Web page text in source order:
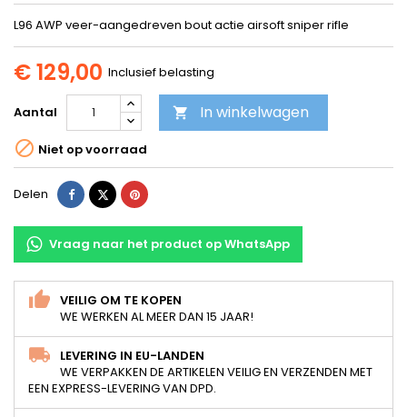
L96 AWP veer-aangedreven bout actie airsoft sniper rifle
€ 129,00 Inclusief belasting
Aantal  In winkelwagen
 Niet op voorraad
Delen DelenTweetPinterest
Vraag naar het product op WhatsApp
VEILIG OM TE KOPEN
WE WERKEN AL MEER DAN 15 JAAR!
LEVERING IN EU-LANDEN
WE VERPAKKEN DE ARTIKELEN VEILIG EN VERZENDEN MET
EEN EXPRESS-LEVERING VAN DPD.